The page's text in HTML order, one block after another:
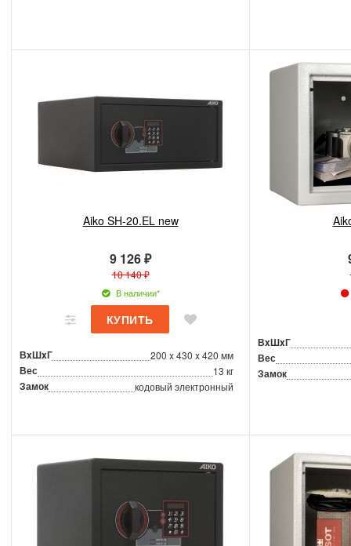
Aiko SH-20.EL new
9 126 ₽
10 140 ₽
В наличии*
ВxШxГ 200 x 430 x 420 мм
Вес 13 кг
Замок кодовый электронный
ВxШxГ
Вес
Замок